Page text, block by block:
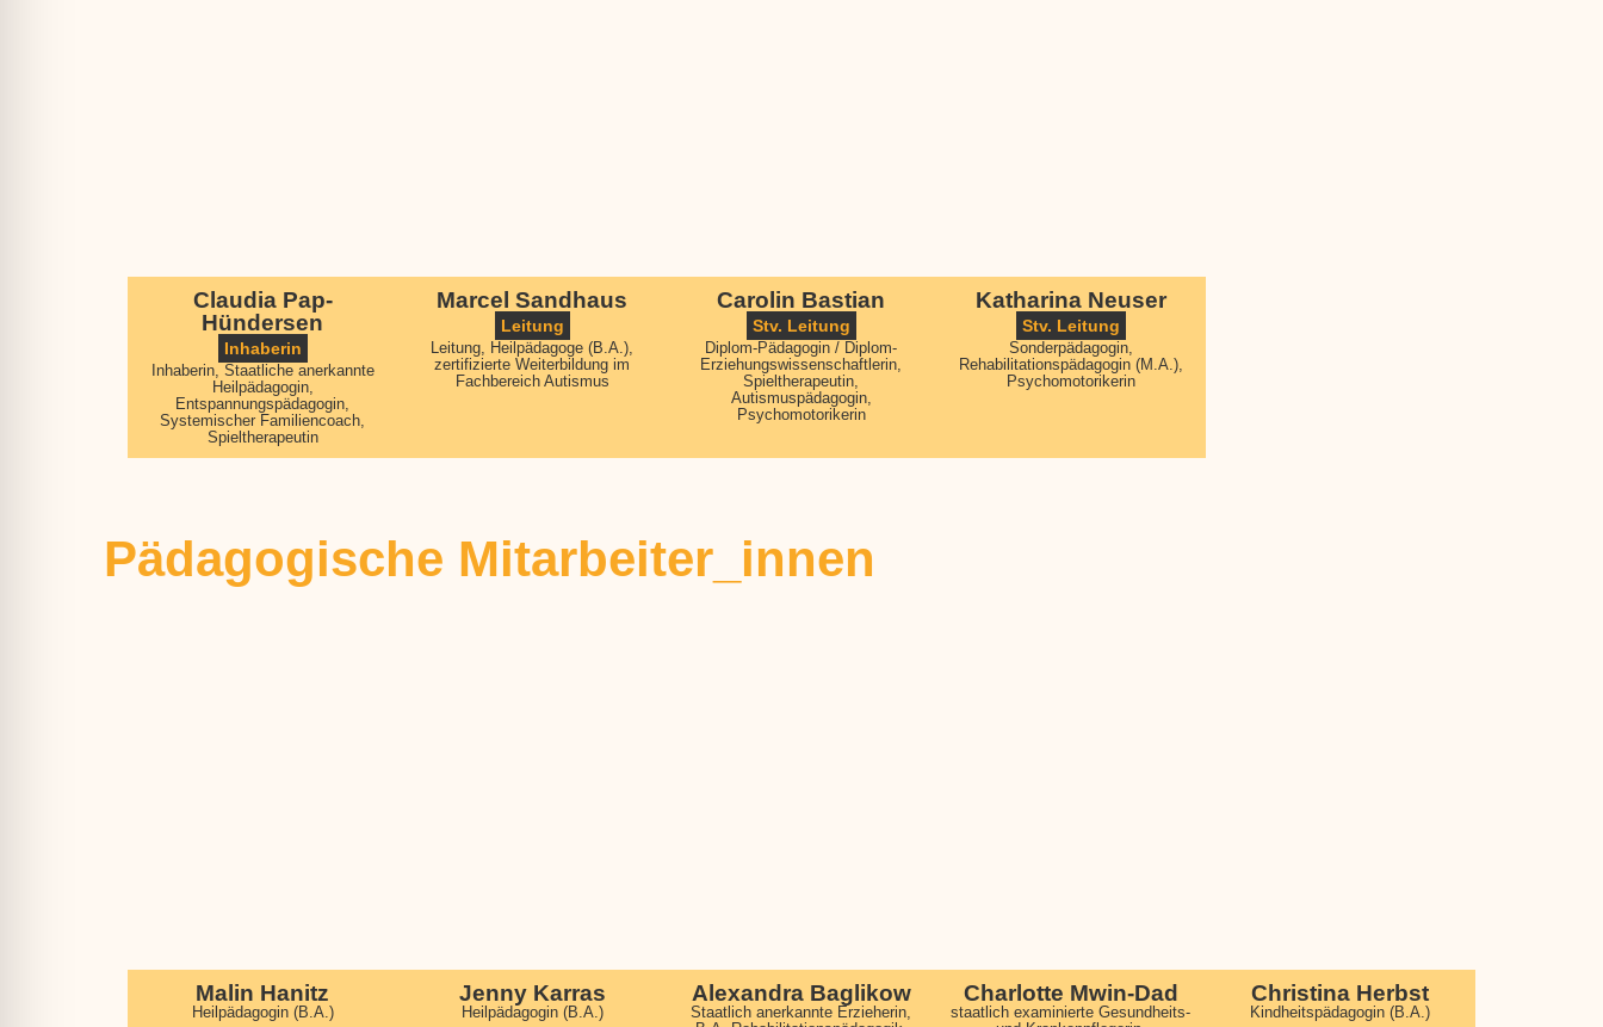
Claudia Pap-
Hündersen
Inhaberin
Inhaberin, Staatliche anerkannte
Heilpädagogin,
Entspannungspädagogin,
Systemischer Familiencoach,
Spieltherapeutin
Marcel Sandhaus
Leitung
Leitung, Heilpädagoge (B.A.),
zertifizierte Weiterbildung im
Fachbereich Autismus
Carolin Bastian
Stv. Leitung
Diplom-Pädagogin / Diplom-
Erziehungswissenschaftlerin,
Spieltherapeutin,
Autismuspädagogin,
Psychomotorikerin
Katharina Neuser
Stv. Leitung
Sonderpädagogin,
Rehabilitationspädagogin (M.A.),
Psychomotorikerin
Pädagogische Mitarbeiter_innen
Malin Hanitz
Heilpädagogin (B.A.)
Jenny Karras
Heilpädagogin (B.A.)
Alexandra Baglikow
Staatlich anerkannte Erzieherin,
Charlotte Mwin-Dad
staatlich examinierte Gesundheits-
Christina Herbst
Kindheitspädagogin (B.A.)